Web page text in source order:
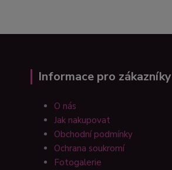
Informace pro zákazníky
O nás
Jak nakupovat
Obchodní podmínky
Ochrana soukromí
Fotogalerie